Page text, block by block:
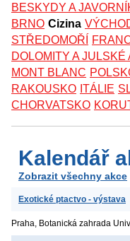
BESKYDY A
BRNO Cizina
STŘEDOMOŘÍ
DOLOMITY A JULSKÉ
MONT BLANC
RAKOUSKO ITÁLIE
CHORVATSKO
Kalendář
Zobrazit všechny akce
Exotické ptactvo - výstava
Praha, Botanická zahrada